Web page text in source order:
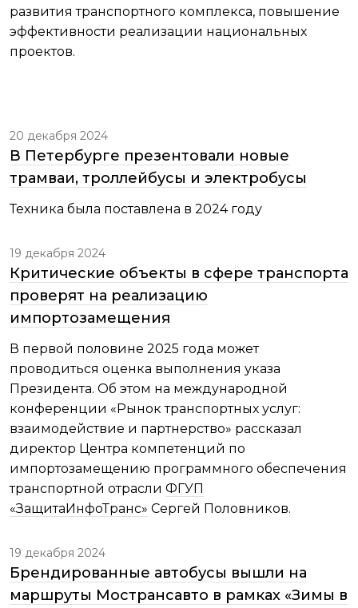
развития транспортного комплекса, повышение
эффективности реализации национальных
проектов.
20 декабря 2024
В Петербурге презентовали новые
трамваи, троллейбусы и электробусы
Техника была поставлена в 2024 году
19 декабря 2024
Критические объекты в сфере транспорта
проверят на реализацию
импортозамещения
В первой половине 2025 года может
проводиться оценка выполнения указа
Президента. Об этом на международной
конференции «Рынок транспортных услуг:
взаимодействие и партнерство» рассказал
директор Центра компетенций по
импортозамещению программного обеспечения
транспортной отрасли ФГУП
«ЗащитаИнфоТранс» Сергей Половников.
19 декабря 2024
Брендированные автобусы вышли на
маршруты Мострансавто в рамках «Зимы в